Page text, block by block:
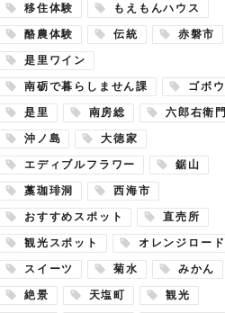
移住体験 もえもんハウス
酪農体験 伝統 赤磐市
是里ワイン
南砺で暮らしません課 ゴボウ
是里 南房総 六郎右衛門
沖ノ島 大徳家
エディブルフラワー 鋸山
藁珈琲洞 西海市
おすすめスポット 直売所
観光スポット オレンジロード
スイーツ 菊水 みかん
絶景 天塩町 観光